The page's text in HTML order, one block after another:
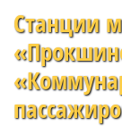
Станции